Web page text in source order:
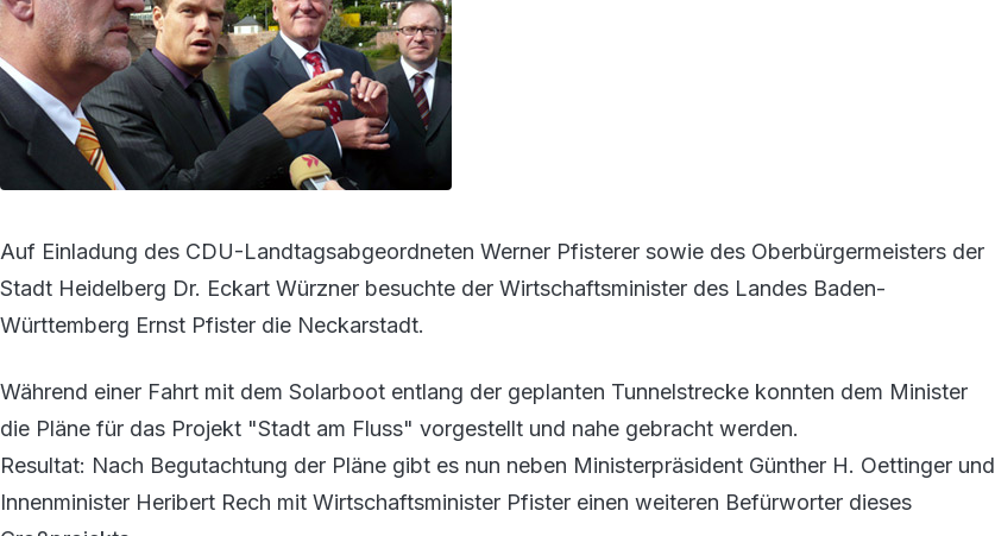
Auf Einladung des CDU-Landtagsabgeordneten Werner Pfisterer sowie des Oberbürgermeisters der
Stadt Heidelberg Dr. Eckart Würzner besuchte der Wirtschaftsminister des Landes Baden-
Württemberg Ernst Pfister die Neckarstadt.
Während einer Fahrt mit dem Solarboot entlang der geplanten Tunnelstrecke konnten dem Minister
die Pläne für das Projekt "Stadt am Fluss" vorgestellt und nahe gebracht werden.
Resultat: Nach Begutachtung der Pläne gibt es nun neben Ministerpräsident Günther H. Oettinger und
Innenminister Heribert Rech mit Wirtschaftsminister Pfister einen weiteren Befürworter dieses